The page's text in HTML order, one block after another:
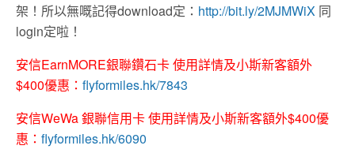
架！所以無嘅記得download定： http://bit.ly/2MJMWiX 同
login定啦！
安信EarnMORE銀聯鑽石卡 使用詳情及小斯新客額外
$400優惠： flyformiles.hk/7843
安信WeWa 銀聯信用卡 使用詳情及小斯新客額外$400優
惠： flyformiles.hk/6090